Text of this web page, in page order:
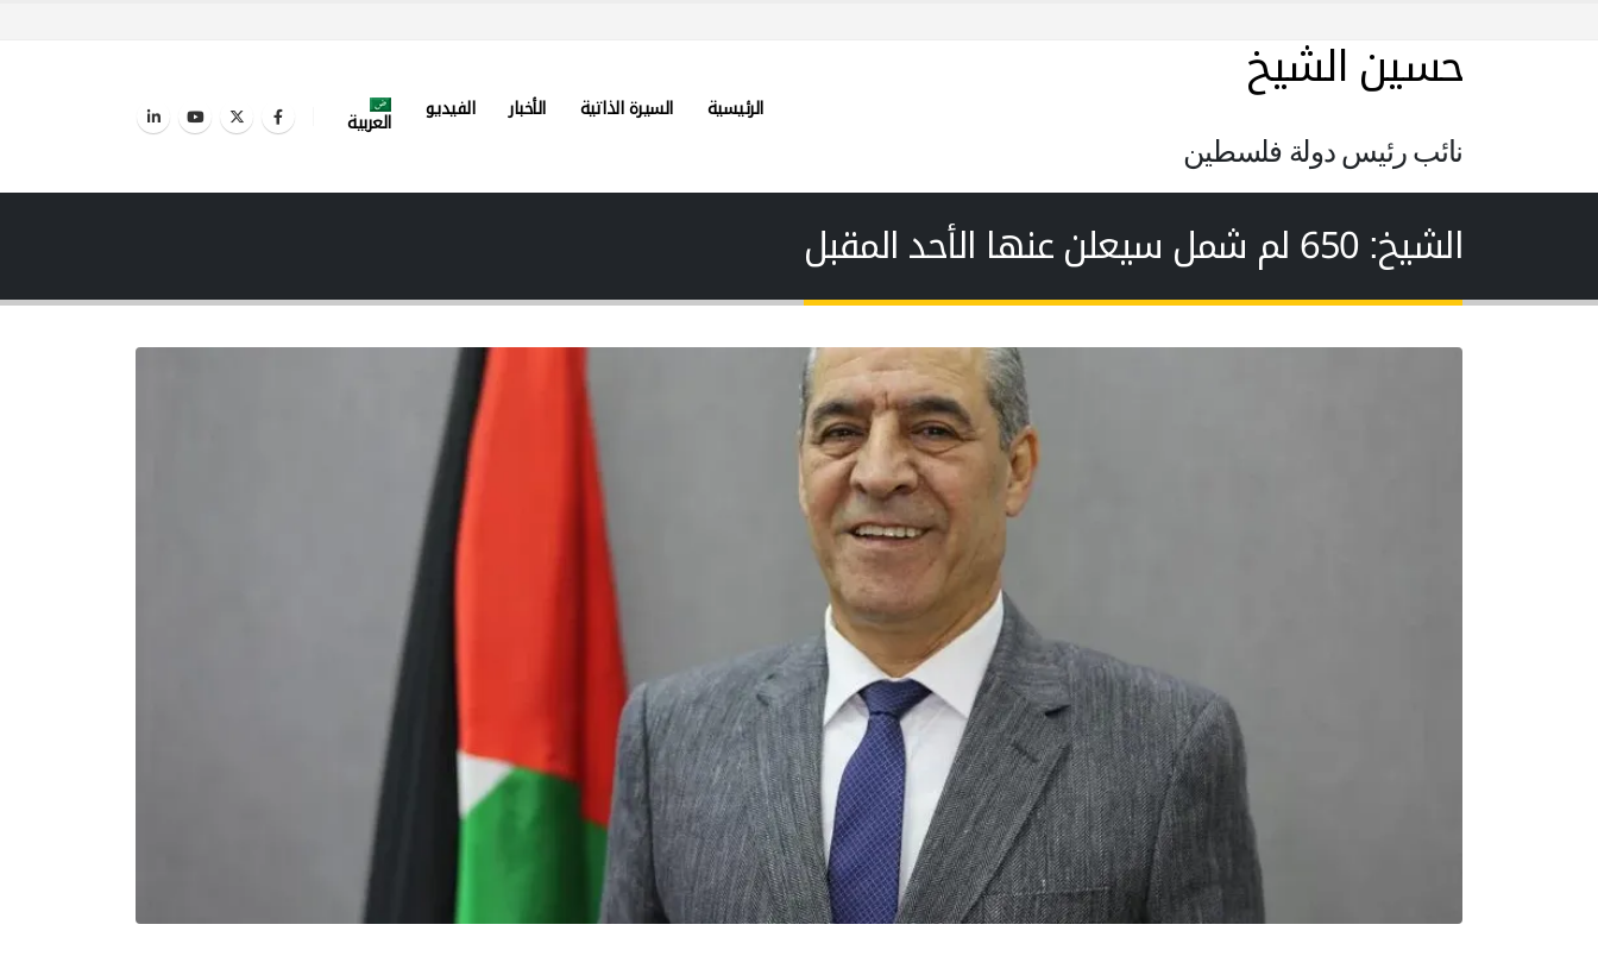
حسين الشيخ
نائب رئيس دولة فلسطين
الرئيسية السيرة الذاتية الأخبار الفيديو العربية
الشيخ: 650 لم شمل سيعلن عنها الأحد المقبل